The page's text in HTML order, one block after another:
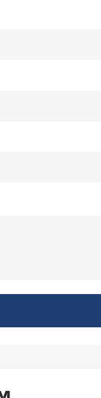
Флуконазол
Да, при
59 лет, Череповец
, 28 лет,